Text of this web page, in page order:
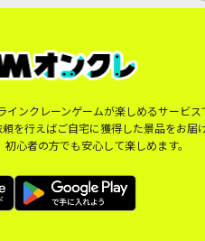
ンクレーンゲームが楽しめるサービス
を行えばご自宅に獲得した景品をお届
心者の方でも安心して楽しめます。